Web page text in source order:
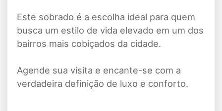
Este sobrado é a escolha ideal para quem
busca um estilo de vida elevado em um dos
bairros mais cobiçados da cidade.
Agende sua visita e encante-se com a
verdadeira definição de luxo e conforto.